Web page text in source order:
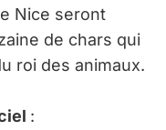
Nice seront
de chars qui
roi des animaux.
: